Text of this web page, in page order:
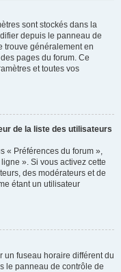
sont stockés dans la
depuis le panneau de
trouve généralement en
pages du forum. Ce
et toutes vos
de la liste des utilisateurs
« Préférences du forum »,
». Si vous activez cette
des modérateurs et de
étant un utilisateur
un fuseau horaire différent du
le panneau de contrôle de